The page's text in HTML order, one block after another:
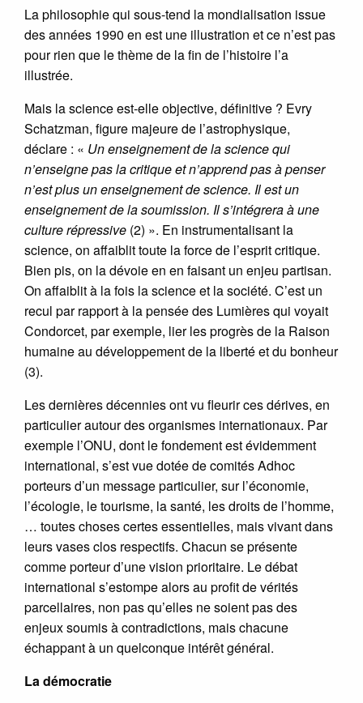
La philosophie qui sous-tend la mondialisation issue
des années 1990 en est une illustration et ce n’est pas
pour rien que le thème de la fin de l’histoire l’a
illustrée.
Mais la science est-elle objective, définitive ? Evry
Schatzman, figure majeure de l’astrophysique,
déclare : « Un enseignement de la science qui
n’enseigne pas la critique et n’apprend pas à penser
n’est plus un enseignement de science. Il est un
enseignement de la soumission. Il s’intégrera à une
culture répressive (2) ». En instrumentalisant la
science, on affaiblit toute la force de l’esprit critique.
Bien pis, on la dévoie en en faisant un enjeu partisan.
On affaiblit à la fois la science et la société. C’est un
recul par rapport à la pensée des Lumières qui voyait
Condorcet, par exemple, lier les progrès de la Raison
humaine au développement de la liberté et du bonheur
(3).
Les dernières décennies ont vu fleurir ces dérives, en
particulier autour des organismes internationaux. Par
exemple l’ONU, dont le fondement est évidemment
international, s’est vue dotée de comités Adhoc
porteurs d’un message particulier, sur l’économie,
l’écologie, le tourisme, la santé, les droits de l’homme,
… toutes choses certes essentielles, mais vivant dans
leurs vases clos respectifs. Chacun se présente
comme porteur d’une vision prioritaire. Le débat
international s’estompe alors au profit de vérités
parcellaires, non pas qu’elles ne soient pas des
enjeux soumis à contradictions, mais chacune
échappant à un quelconque intérêt général.
La démocratie